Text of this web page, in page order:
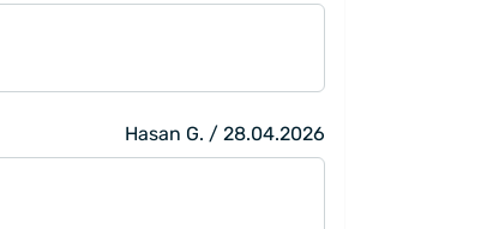
Hasan G. / 28.04.2026